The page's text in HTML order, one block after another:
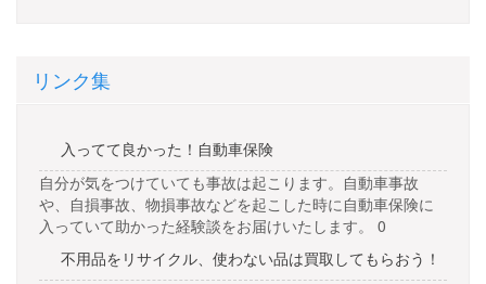
リンク集
入ってて良かった！自動車保険
自分が気をつけていても事故は起こります。自動車事故
や、自損事故、物損事故などを起こした時に自動車保険に
入っていて助かった経験談をお届けいたします。 0
不用品をリサイクル、使わない品は買取してもらおう！